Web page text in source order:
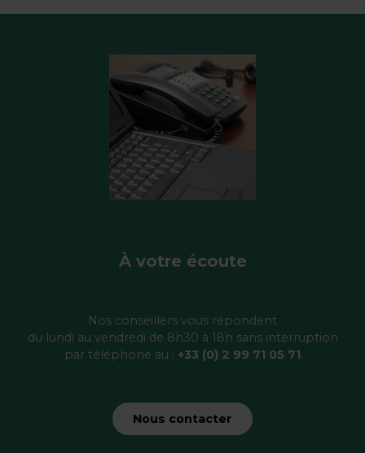
À votre écoute
Nos conseillers vous répondent
du lundi au vendredi de 8h30 à 18h sans interruption
par téléphone au : +33 (0) 2 99 71 05 71
Nous contacter